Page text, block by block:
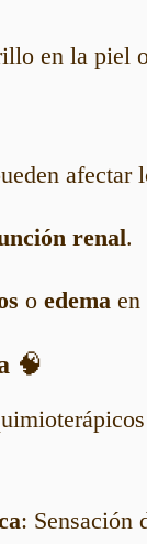
en la piel
afectar
renal.
o edema en
🧠
: Sensación